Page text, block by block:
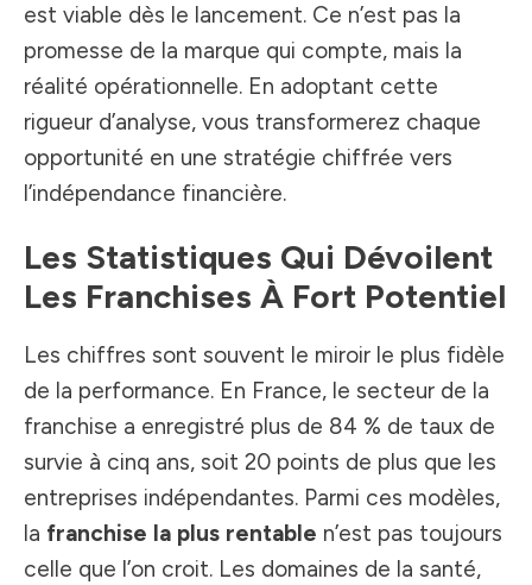
est viable dès le lancement. Ce n’est pas la
promesse de la marque qui compte, mais la
réalité opérationnelle. En adoptant cette
rigueur d’analyse, vous transformerez chaque
opportunité en une stratégie chiffrée vers
l’indépendance financière.
Les Statistiques Qui Dévoilent
Les Franchises À Fort Potentiel
Les chiffres sont souvent le miroir le plus fidèle
de la performance. En France, le secteur de la
franchise a enregistré plus de 84 % de taux de
survie à cinq ans, soit 20 points de plus que les
entreprises indépendantes. Parmi ces modèles,
la franchise la plus rentable n’est pas toujours
celle que l’on croit. Les domaines de la santé,